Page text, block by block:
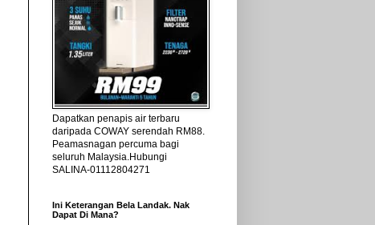
Dapatkan penapis air terbaru
daripada COWAY serendah RM88.
Peamasnagan percuma bagi
seluruh Malaysia.Hubungi
SALINA-01112804271
Ini Keterangan Bela Landak. Nak
Dapat Di Mana?